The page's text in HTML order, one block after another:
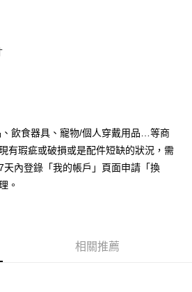
品之後才付款」的支付方式。 讓您購物簡單
需綁卡、不需儲值。
訊認證，即可結帳。
，再付款。
到繳費通知簡訊。
內，點擊此簡訊中的連結，可透過四大超商／
飲食器具、寵物/個人穿戴用品…等商
有瑕疵或破損或是配件短缺的狀況，需
內登錄「我的帳戶」頁面申請「換
。
相關推薦